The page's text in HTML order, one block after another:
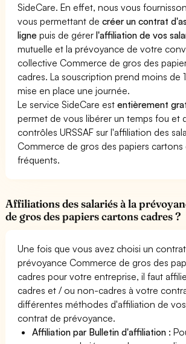
SideCare. En effet, nous vous
vous permettant decréer un contrat
ligne puis de gérerl'affiliation de vos
mutuelle et la prévoyance de votre
collective Commerce de gros des
cadres. La souscription prend moins de
mise en place une journée.
Le service SideCare estentièrement
permet de vous libérer un temps fou et
contrôles URSSAF sur l'affiliation des
Commerce de gros des papiers cartons
fréquents.
Affiliations des salariés à la
de gros des papiers cartons cadres ?
Une fois que vous avez choisi un
prévoyance Commerce de gros des
cadres pour votre entreprise, il faut
cadres et / ou non-cadres à votre
différentes méthodes d'affiliation de vos
contrat de prévoyance.
Affiliation par Bulletin d'affiliation :